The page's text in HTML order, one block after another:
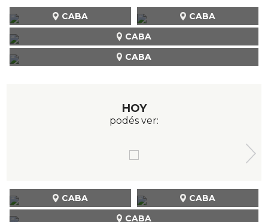
CABA
CABA CABA
CABA
HOY
podés ver:
CABA
CABA CABA